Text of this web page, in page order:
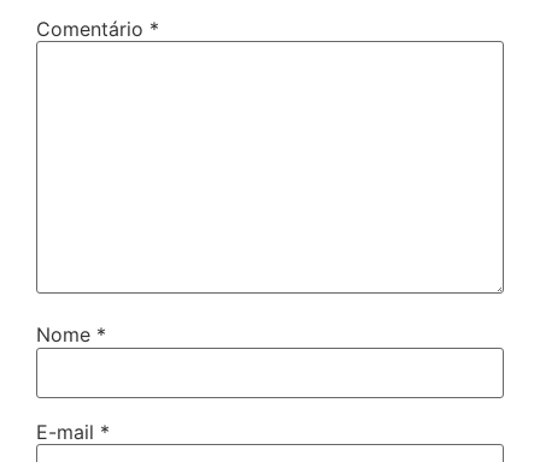
Comentário *
Nome *
E-mail *